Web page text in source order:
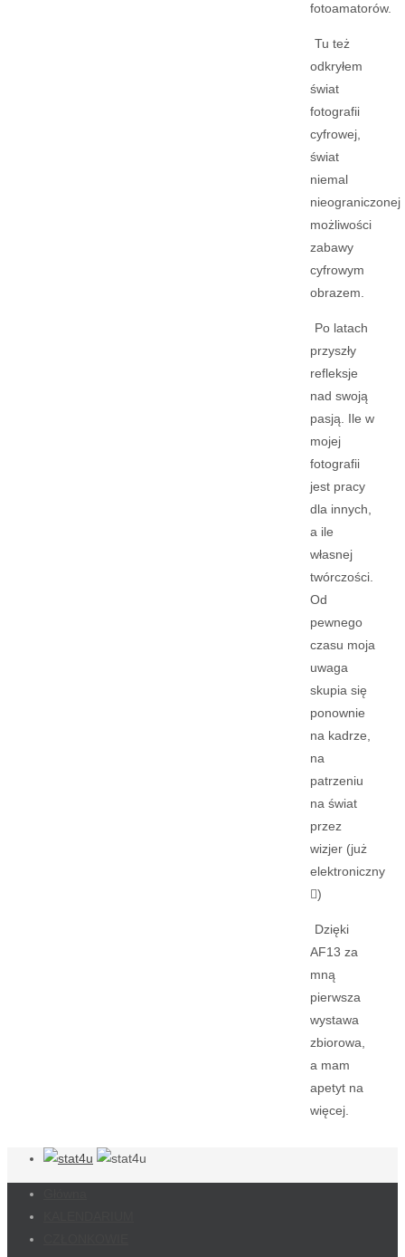
fotoamatorów.
Tu też
odkryłem
świat
fotografii
cyfrowej,
świat
niemal
nieograniczonej
możliwości
zabawy
cyfrowym
obrazem.
Po latach
przyszły
refleksje
nad swoją
pasją. Ile w
mojej
fotografii
jest pracy
dla innych,
a ile
własnej
twórczości.
Od
pewnego
czasu moja
uwaga
skupia się
ponownie
na kadrze,
na
patrzeniu
na świat
przez
wizjer (już
elektroniczny
)
Dzięki
AF13 za
mną
pierwsza
wystawa
zbiorowa,
a mam
apetyt na
więcej.